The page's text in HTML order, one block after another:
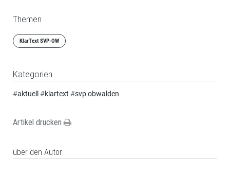
Themen
KlarText SVP-OW
Kategorien
#aktuell #klartext #svp obwalden
Artikel drucken
über den Autor